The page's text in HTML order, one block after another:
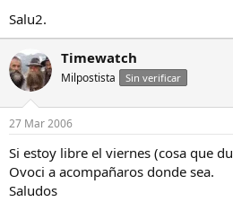
Salu2.
Timewatch
Milpostista Sin verificar
27 Mar 2006
Si estoy libre el viernes (cosa que
Ovoci a acompañaros donde sea.
Saludos